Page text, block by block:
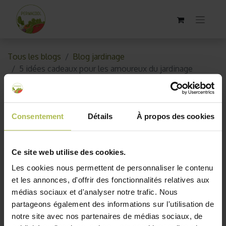
Consentement Détails À propos des cookies
Ce site web utilise des cookies.
Les cookies nous permettent de personnaliser le contenu
et les annonces, d'offrir des fonctionnalités relatives aux
médias sociaux et d'analyser notre trafic. Nous
partageons également des informations sur l'utilisation de
notre site avec nos partenaires de médias sociaux, de
Tous les blogs
Blog jardinage
5 idées cadeaux pour les amoureux du jardinage
5 idées cadeaux pour les
amoureux du jardinage